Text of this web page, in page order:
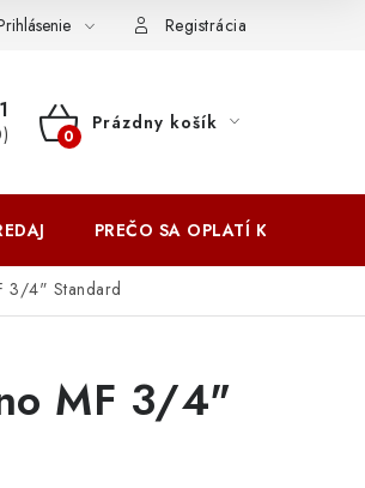
Registrácia
NÁKUPNÝ
Prázdny košík
PREČO SA OPLATÍ KUPOVAŤ
3/4" Standard
MF 3/4"